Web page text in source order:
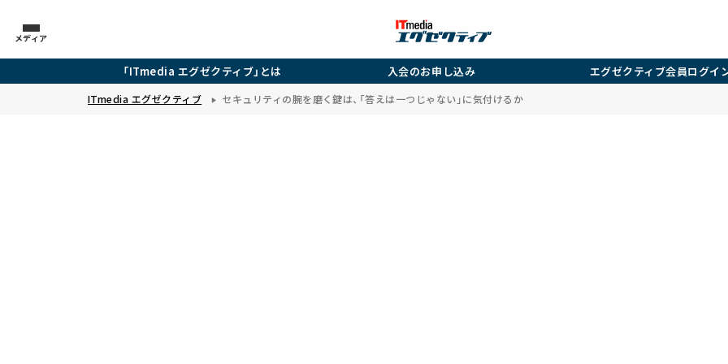
メディア
「ITmedia エグゼクティブ」とは 入会のお申し込み エグゼクティブ会員ログイ
ITmedia エグゼクティブ セキュリティの腕を磨く鍵は、「答えは一つじゃない」に気付けるか